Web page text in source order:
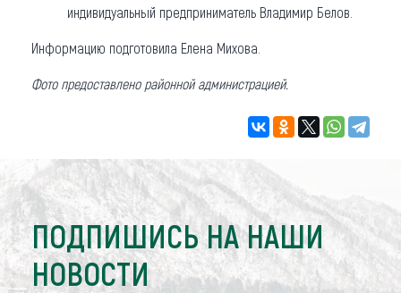
индивидуальный предприниматель Владимир Белов.
Информацию подготовила Елена Михова.
Фото предоставлено районной администрацией.
ПОДПИШИСЬ НА НАШИ
НОВОСТИ